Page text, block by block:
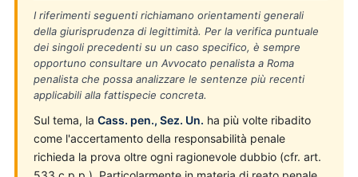
I riferimenti seguenti richiamano orientamenti generali
della giurisprudenza di legittimità. Per la verifica puntuale
dei singoli precedenti su un caso specifico, è sempre
opportuno consultare un Avvocato penalista a Roma
penalista che possa analizzare le sentenze più recenti
applicabili alla fattispecie concreta.
Sul tema, la Cass. pen., Sez. Un. ha più volte ribadito
come l'accertamento della responsabilità penale
richieda la prova oltre ogni ragionevole dubbio (cfr. art.